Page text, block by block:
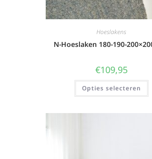
Hoeslakens
N-Hoeslaken 180-190-
€109,95
Opties selecteren